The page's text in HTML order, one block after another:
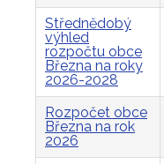
Střednědobý
výhled
rozpočtu obce
Března na roky
2026-2028
Rozpočet obce
Března na rok
2026